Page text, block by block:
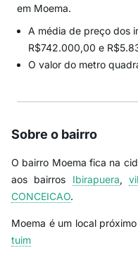
em Moema.
A média de preço dos
R$742.000,00 e
O valor do metro
Sobre o bairro
O bairro Moema fica na
aos bairros Ibirapuera,
CONCEICAO.
Moema é um local
tuim